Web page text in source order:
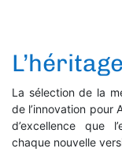
La sélection de la
de l’innovation pour
d’excellence que
chaque nouvelle